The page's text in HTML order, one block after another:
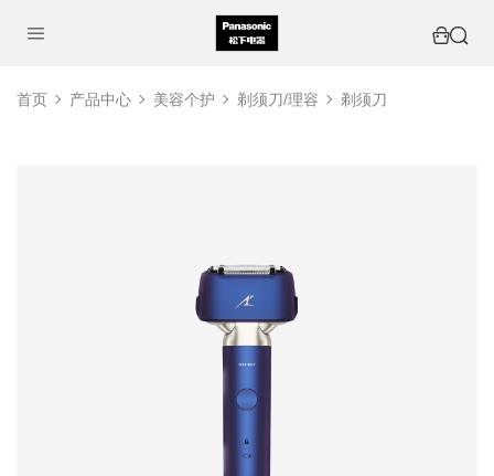
首页 产品中心 美容个护 剃须刀/理容 剃须刀